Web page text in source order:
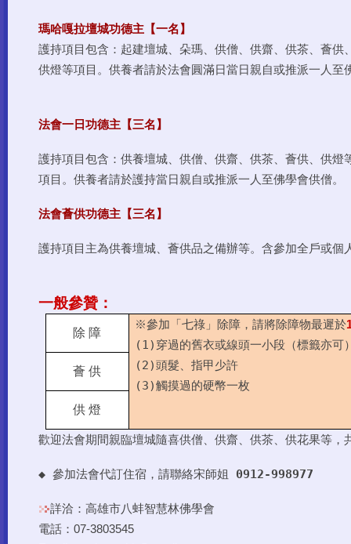
瑪哈嘎拉壇城功德主【一名】
護持項目包含：起建壇城、朵瑪、供僧、供齋、供茶、薈供
供燈等項目。供養者請於法會圓滿日當日親自或推派一人至
法會一日功德主【三名】
護持項目包含：供養壇城、供僧、供齋、供茶、薈供、供燈
項目。供養者請於護持當日親自或推派一人至佛學會供僧。
法會薈供功德主【三名】
護持項目主為供養壇城、薈供品之備辦等。含參加全戶或個
一般參贊：
除 障
※參加「七祿」除障，請將除障物最遲於
(1) 穿過的舊衣或線頭一小段（標籤亦可
(2)頭髮、指甲少許
(3)觸摸過的硬幣一枚
薈 供
供 燈
歡迎法會期間親臨壇城隨喜供僧、供齋、供茶、供花果等，
◆ 參加法會代訂住宿，請聯絡宋師姐 0912-998977
詳洽：高雄市八蚌智慧林佛學會
電話：07-3803545